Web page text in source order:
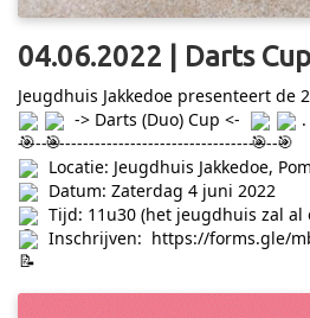
04.06.2022 | Darts
Jeugdhuis Jakkedoe presenteert de
-> Darts (Duo) Cup <-
.
---------------------------------------------
Locatie: Jeugdhuis Jakkedoe,
Datum: Zaterdag 4 juni 2022
Tijd: 11u30 (het jeugdhuis zal al
Inschrijven: https://forms.gle/